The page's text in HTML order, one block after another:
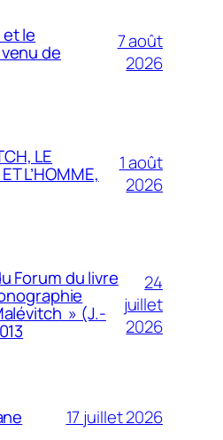
le
de
7 août
2026
LE
L’HOMME,
1 août
2026
Forum du livre
» (J.-
24
juillet
2026
17 juillet 2026